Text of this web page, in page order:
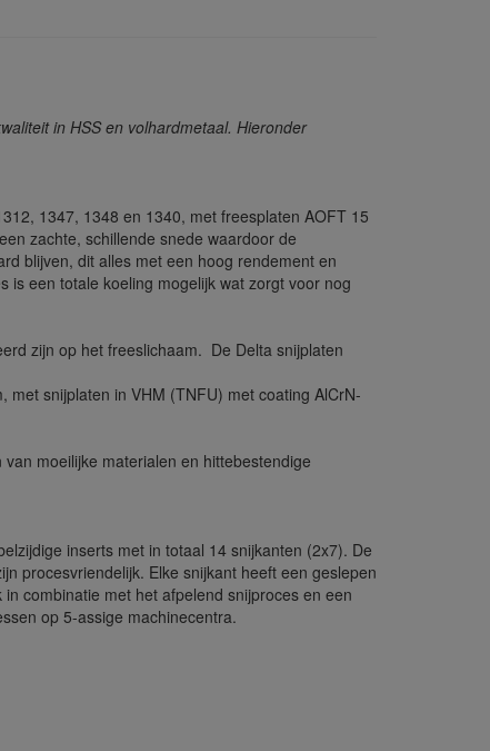
in HSS en volhardmetaal. Hieronder
1347, 1348 en 1340, met freesplaten AOFT 15
zachte, schillende snede waardoor de
blijven, dit alles met een hoog rendement en
is een totale koeling mogelijk wat zorgt voor nog
zijn op het freeslichaam. De Delta snijplaten
snijplaten in VHM (TNFU) met coating AlCrN-
moeilijke materialen en hittebestendige
inserts met in totaal 14 snijkanten (2x7). De
procesvriendelijk. Elke snijkant heeft een geslepen
combinatie met het afpelend snijproces en een
op 5-assige machinecentra.